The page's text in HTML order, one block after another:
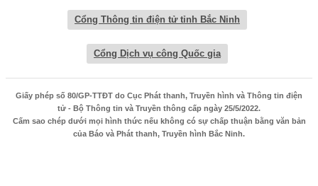
Cổng Thông tin điện tử tỉnh Bắc Ninh
Cổng Dịch vụ công Quốc gia
Giấy phép số 80/GP-TTĐT do Cục Phát thanh, Truyền hình và Thông tin điện
tử - Bộ Thông tin và Truyền thông cấp ngày 25/5/2022.
Cấm sao chép dưới mọi hình thức nếu không có sự chấp thuận bằng văn bản
của Báo và Phát thanh, Truyền hình Bắc Ninh.